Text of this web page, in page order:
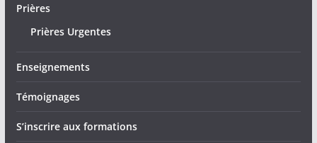
Prières
Prières Urgentes
Enseignements
Témoignages
S’inscrire aux formations